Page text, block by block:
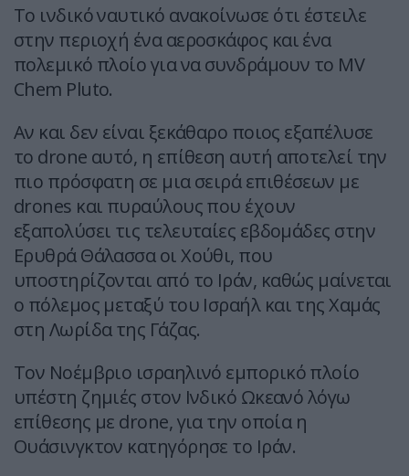
Το ινδικό ναυτικό ανακοίνωσε ότι έστειλε
στην περιοχή ένα αεροσκάφος και ένα
πολεμικό πλοίο για να συνδράμουν το MV
Chem Pluto.
Αν και δεν είναι ξεκάθαρο ποιος εξαπέλυσε
το drone αυτό, η επίθεση αυτή αποτελεί την
πιο πρόσφατη σε μια σειρά επιθέσεων με
drones και πυραύλους που έχουν
εξαπολύσει τις τελευταίες εβδομάδες στην
Ερυθρά Θάλασσα οι Χούθι, που
υποστηρίζονται από το Ιράν, καθώς μαίνεται
ο πόλεμος μεταξύ του Ισραήλ και της Χαμάς
στη Λωρίδα της Γάζας.
Τον Νοέμβριο ισραηλινό εμπορικό πλοίο
υπέστη ζημιές στον Ινδικό Ωκεανό λόγω
επίθεσης με drone, για την οποία η
Ουάσινγκτον κατηγόρησε το Ιράν.